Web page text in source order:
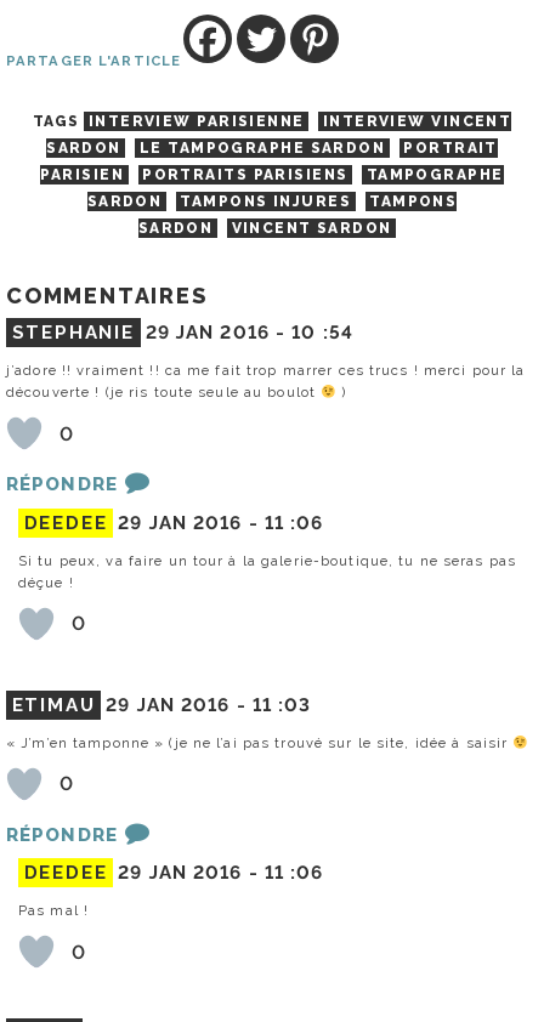
PARTAGER L'ARTICLE
TAGS INTERVIEW PARISIENNE
INTERVIEW VINCENT
SARDON
LE TAMPOGRAPHE SARDON
PORTRAIT
PARISIEN
PORTRAITS PARISIENS
TAMPOGRAPHE
SARDON
TAMPONS INJURES
TAMPONS
SARDON
VINCENT SARDON
COMMENTAIRES
STEPHANIE 29 JAN 2016 -10 :54
j’adore !! vraiment !! ca me fait trop marrer ces trucs ! merci pour la
découverte ! (je ris toute seule au boulot
)
0
RÉPONDRE
DEEDEE 29 JAN 2016 - 11 :06
Si tu peux, va faire un tour à la galerie-boutique, tu ne seras pas
déçue !
0
ETIMAU 29 JAN 2016 - 11 :03
« J’m’en tamponne » (je ne l’ai pas trouvé sur le site, idée à saisir
0
RÉPONDRE
DEEDEE 29 JAN 2016 - 11 :06
Pas mal !
0